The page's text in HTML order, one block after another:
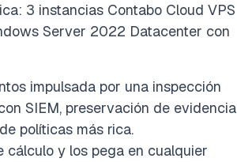
3 instancias Contabo Cloud VPS
Server 2022 Datacenter con
impulsada por una inspección
SIEM, preservación de evidencia
políticas más rica.
cálculo y los pega en cualquier